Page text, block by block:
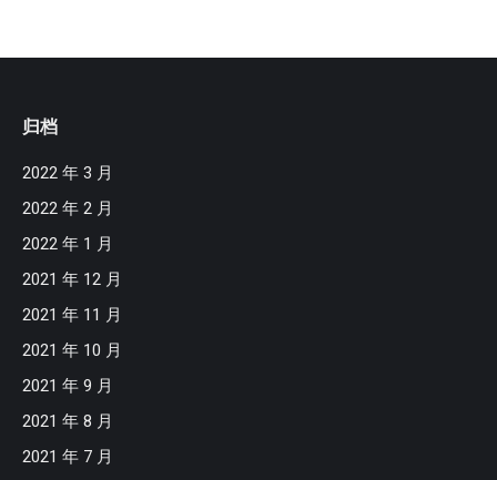
归档
2022 年 3 月
2022 年 2 月
2022 年 1 月
2021 年 12 月
2021 年 11 月
2021 年 10 月
2021 年 9 月
2021 年 8 月
2021 年 7 月